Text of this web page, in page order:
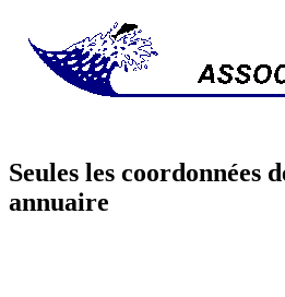
Seules les coordonnées
annuaire